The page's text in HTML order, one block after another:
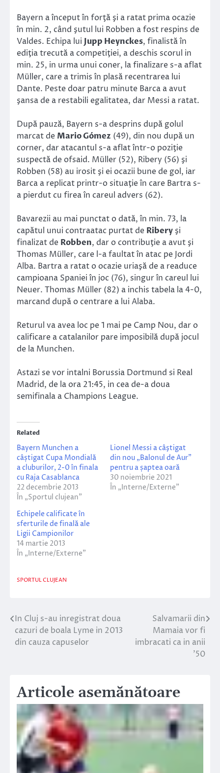
Bayern a început în forţă şi a ratat prima ocazie
în min. 2, când şutul lui Robben a fost respins de
Valdes. Echipa lui Jupp Heynckes, finalistă în
ediţia trecută a competiţiei, a deschis scorul in
min. 25, in urma unui coner, la finalizare s-a aflat
Müller, care a trimis în plasă recentrarea lui
Dante. Peste doar patru minute Barca a avut
şansa de a restabili egalitatea, dar Messi a ratat.
După pauză, Bayern s-a desprins după golul
marcat de Mario Gómez (49), din nou după un
corner, dar atacantul s-a aflat într-o poziţie
suspectă de ofsaid. Müller (52), Ribery (56) şi
Robben (58) au irosit şi ei ocazii bune de gol, iar
Barca a replicat printr-o situaţie în care Bartra s-
a pierdut cu firea în careul advers (62).
Bavarezii au mai punctat o dată, în min. 73, la
capătul unui contraatac purtat de Ribery şi
finalizat de Robben, dar o contribuţie a avut şi
Thomas Müller, care l-a faultat în atac pe Jordi
Alba. Bartra a ratat o ocazie uriaşă de a readuce
campioana Spaniei în joc (76), singur în careul lui
Neuer. Thomas Müller (82) a inchis tabela la 4-0,
marcand după o centrare a lui Alaba.
Returul va avea loc pe 1 mai pe Camp Nou, dar o
calificare a catalanilor pare imposibilă după jocul
de la Munchen.
Astazi se vor intalni Borussia Dortmund si Real
Madrid, de la ora 21:45, in cea de-a doua
semifinala a Champions League.
Related
Bayern Munchen a
câștigat Cupa Mondială
a cluburilor, 2-0 în finala
cu Raja Casablanca
22 decembrie 2013
În „Sportul clujean”
Lionel Messi a câştigat
din nou „Balonul de Aur”
pentru a șaptea oară
30 noiembrie 2021
În „Interne/Externe”
Echipele calificate în
sferturile de finală ale
Ligii Campionilor
14 martie 2013
În „Interne/Externe”
SPORTUL CLUJEAN
Navigare
în
In Cluj s-au inregistrat doua
cazuri de boala Lyme in 2013
din cauza capuselor
Salvamarii din
Mamaia vor fi
imbracati ca in anii
’50
Articole asemănătoare